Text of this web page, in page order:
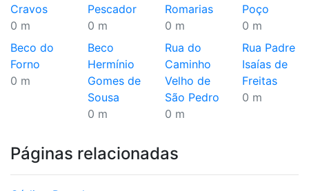
Cravos
0 m
Pescador
0 m
Romarias
0 m
Poço
0 m
Beco do
Forno
0 m
Beco
Hermínio
Gomes de
Sousa
0 m
Rua do
Caminho
Velho de
São Pedro
0 m
Rua Padre
Isaías de
Freitas
0 m
Páginas relacionadas